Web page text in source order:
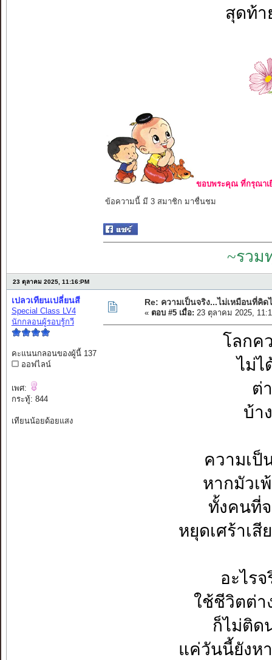
สุดท้า
ขอบพระคุณ ที่กรุณาเ
ข้อความนี้ มี 3 สมาชิก มาชื่นชม
~รวม
23 ตุลาคม 2025, 11:16:PM
เปลวเทียนเปลี่ยนสี
Special Class LV4
นักกลอนผู้รอบรู้กวี
คะแนนกลอนของผู้นี้ 137
ออฟไลน์
เพศ:
กระทู้: 844
เทียนน้อยด้อยแสง
Re: ความเป็นจริง...ไม่เหมือนที่คิด
« ตอบ #5 เมื่อ: 23 ตุลาคม 2025,
โลกค
ไม่ไ
ต่
บ้า
ความเป็
หากมัวเ
ทั้งคนที่
หยุดเศร้าเสี
อะไร
ใช้ชีวิตต่า
ก็ไม่ติด
แค่วันนี้ยังห